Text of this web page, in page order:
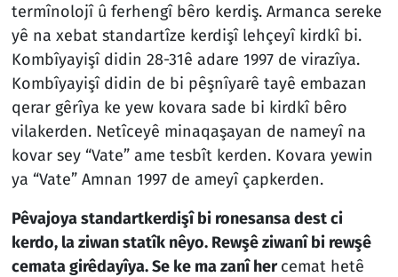
termînolojî û ferhengî bêro kerdiş. Armanca sereke
yê na xebat standartîze kerdişî lehçeyî kirdkî bi.
Kombîyayişî didin 28-31ê adare 1997 de virazîya.
Kombîyayişî didin de bi pêşnîyarê tayê embazan
qerar gêrîya ke yew kovara sade bi kirdkî bêro
vilakerden. Netîceyê minaqaşayan de nameyî na
kovar sey “Vate” ame tesbît kerden. Kovara yewin
ya “Vate” Amnan 1997 de ameyî çapkerden.
Pêvajoya standartkerdişî bi ronesansa dest ci
kerdo, la ziwan statîk nêyo. Rewşê ziwanî bi rewşê
cemata girêdayîya. Se ke ma zanî hercemat hetê